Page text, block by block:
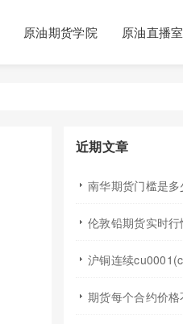
原油期货学院 原油直播室
近期文章